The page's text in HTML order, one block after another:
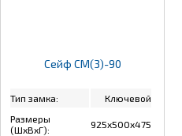
Сейф СМ(3)-90
Тип замка:
Ключевой
Размеры
(ШхВхГ):
925x500x475